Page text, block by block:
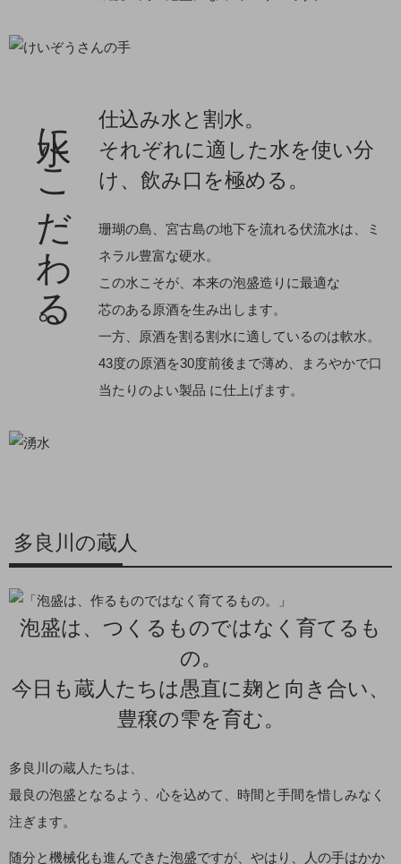
水にこだわる。
仕込み水と割水。
それぞれに適した水を使い分
け、飲み口を極める。
珊瑚の島、宮古島の地下を流れる伏流水は、ミ
ネラル豊富な硬水。
この水こそが、本来の泡盛造りに最適な
芯のある原酒を生み出します。
一方、原酒を割る割水に適しているのは軟水。
43度の原酒を30度前後まで薄め、まろやかで口
当たりのよい製品 に仕上げます。
多良川の蔵人
泡盛は、つくるものではなく育てるも
の。
今日も蔵人たちは愚直に麹と向き合い、
豊穣の雫を育む。
多良川の蔵人たちは、
最良の泡盛となるよう、心を込めて、時間と手間を惜しみなく
注ぎます。
随分と機械化も進んできた泡盛ですが、やはり、人の手はかか